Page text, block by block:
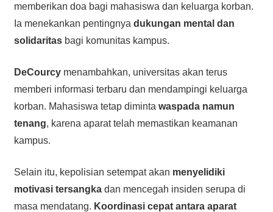
memberikan doa bagi mahasiswa dan keluarga korban.
Ia menekankan pentingnya dukungan mental dan
solidaritasbagi komunitas kampus.
DeCourcymenambahkan, universitas akan terus
memberi informasi terbaru dan mendampingi keluarga
korban. Mahasiswa tetap diminta waspada namun
tenang, karena aparat telah memastikan keamanan
kampus.
Selain itu, kepolisian setempat akan menyelidiki
motivasi tersangkadan mencegah insiden serupa di
masa mendatang. Koordinasi cepat antara aparat